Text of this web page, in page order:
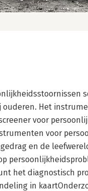
Het
voor
voor
en de
het diagnostisch
in